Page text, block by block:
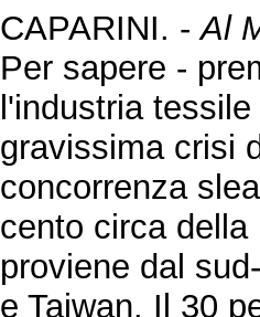
CAPARINI. -Al
Per sapere -
l'industria
gravissima crisi
concorrenza
cento circa
proviene dal
e Taiwan. Il 30